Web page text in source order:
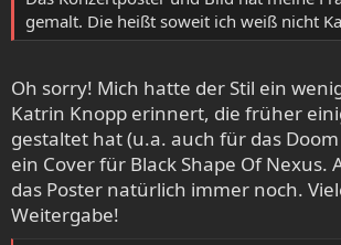
Einlass: 20:00 Uhr
Beginn: 21:00 Uhr
AK:15€
Tickets demnächst verfügbar unter
Musikerinitiative Geislingen
Hauptstraße 134,
gemalt. Die heißt soweit ich weiß nicht
Oh sorry! Mich hatte der Stil ein
Katrin Knopp erinnert, die früher
gestaltet hat (u.a. auch für das
ein Cover für Black Shape Of Nexus.
das Poster natürlich immer noch.
Weitergabe!